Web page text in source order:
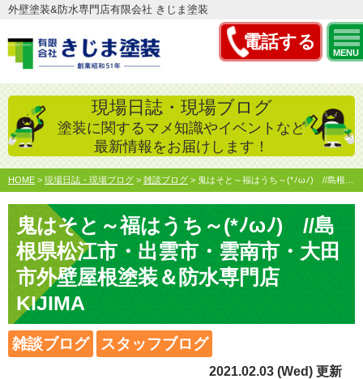
電話する
MENU
外壁塗装&防水専門店有限会社 きじま塗装
現場日誌・現場ブログ
塗装に関するマメ知識やイベントなど
最新情報をお届けします！
HOME > 現場日誌・現場ブログ > 雑談ブログ > 鬼はそと～福はうち～(*ﾉωﾉ) //島根県松江市・出雲市…
鬼はそと～福はうち～(*ﾉωﾉ) //島
根県松江市・出雲市・雲南市・大田
市外壁屋根塗装＆防水専門店
KIJIMA
雑談ブログ スタッフブログ
2021.02.03 (Wed) 更新